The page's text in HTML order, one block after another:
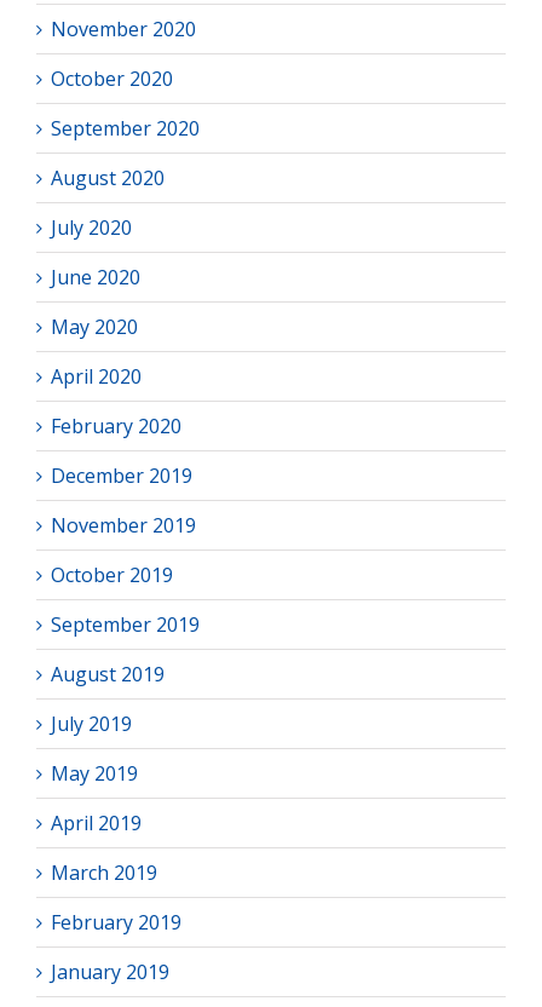
November 2020
October 2020
September 2020
August 2020
July 2020
June 2020
May 2020
April 2020
February 2020
December 2019
November 2019
October 2019
September 2019
August 2019
July 2019
May 2019
April 2019
March 2019
February 2019
January 2019